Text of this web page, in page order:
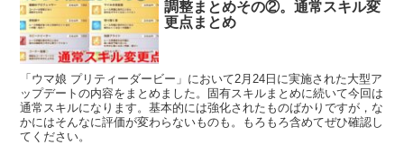
調整まとめその②。通常スキル変
更点まとめ
「ウマ娘 プリティーダービー」において2月24日に実施された大型ア
ップデートの内容をまとめました。固有スキルまとめに続いて今回は
通常スキルになります。基本的には強化されたものばかりですが，な
かにはそんなに評価が変わらないものも。もろもろ含めてぜひ確認し
てください。